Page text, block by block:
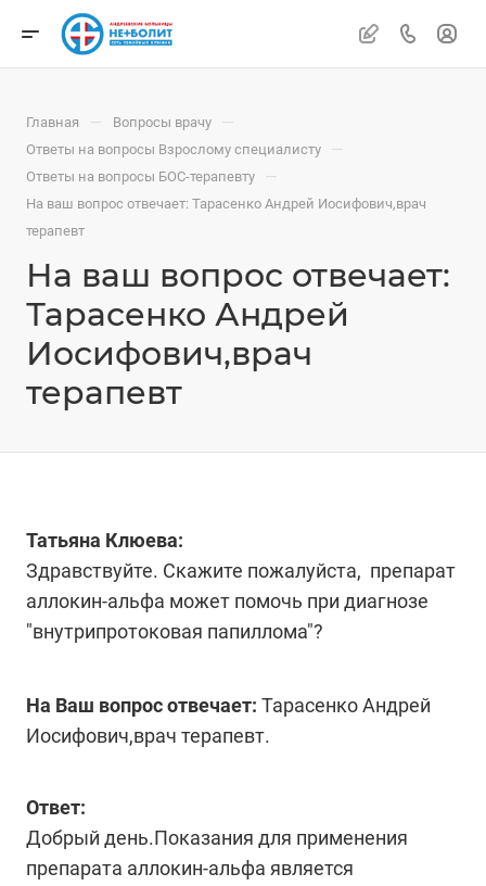
Главная — Вопросы врачу —
Ответы на вопросы Взрослому специалисту —
Ответы на вопросы БОС-терапевту —
На ваш вопрос отвечает: Тарасенко Андрей Иосифович,врач
терапевт
На ваш вопрос отвечает:
Тарасенко Андрей
Иосифович,врач
терапевт
Татьяна Клюева:
Здравствуйте. Скажите пожалуйста, препарат
аллокин-альфа может помочь при диагнозе
"внутрипротоковая папиллома"?
На Ваш вопрос отвечает: Тарасенко Андрей
Иосифович,врач терапевт.
Ответ:
Добрый день.Показания для применения
препарата аллокин-альфа является